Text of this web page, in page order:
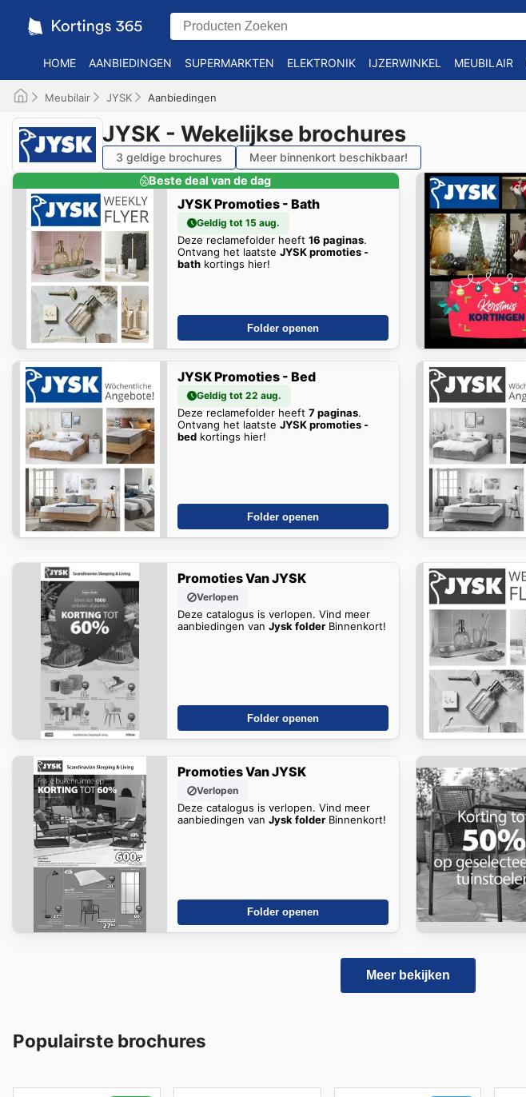
HOME AANBIEDINGEN SUPERMARKTEN ELEKTRONIK IJZERWINKEL MEUBILAIR
Meubilair JYSK Aanbiedingen
JYSK - Wekelijkse brochures
3 geldige brochures
Meer binnenkort beschikbaar!
Beste deal van de dag
JYSK Promoties - Bath
Geldig tot 15 aug.
Deze reclamefolder heeft 16 paginas.
Ontvang het laatste JYSK promoties -
bathkortings hier!
Folder openen
JYSK Promoties - Bed
Geldig tot 22 aug.
Deze reclamefolder heeft 7 paginas.
Ontvang het laatste JYSK promoties -
bedkortings hier!
Folder openen
Promoties Van JYSK
Verlopen
Deze catalogus is verlopen. Vind meer
aanbiedingen van Jysk folderBinnenkort!
Folder openen
Promoties Van JYSK
Verlopen
Deze catalogus is verlopen. Vind meer
aanbiedingen van Jysk folderBinnenkort!
Folder openen
Meer bekijken
Populairste brochures